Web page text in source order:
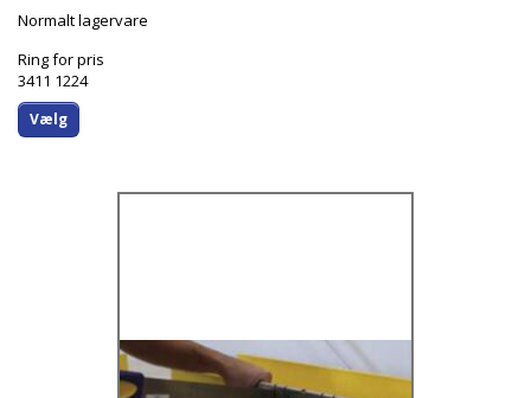
Normalt lagervare
Ring for pris
3411 1224
Vælg